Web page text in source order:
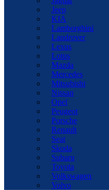
Jeep
KIA
Lamborghini
Landrover
Lexus
Lotus
Mazda
Mercedes
Mitsubishi
Nissan
Opel
Peugeot
Porsche
Renault
Seat
Skoda
Subaru
Toyota
Volkswagen
Volvo